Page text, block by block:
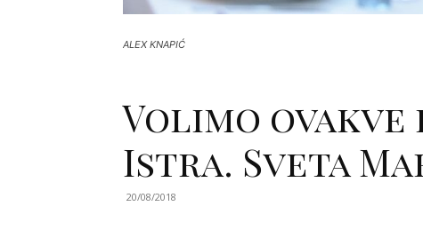
ALEX KNAPIĆ
Volimo ovakve
Istra. Sveta
20/08/2018